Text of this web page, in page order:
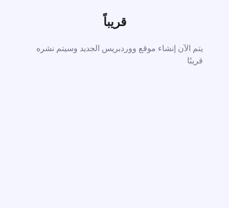
قريباً
يتم الآن إنشاء موقع ووردبريس الجديد وسيتم نشره
قريبًا